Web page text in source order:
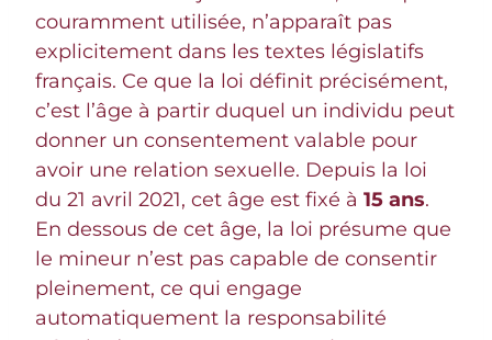
couramment utilisée, n’apparaît pas
explicitement dans les textes législatifs
français. Ce que la loi définit précisément,
c’est l’âge à partir duquel un individu peut
donner un consentement valable pour
avoir une relation sexuelle. Depuis la loi
du 21 avril 2021, cet âge est fixé à 15 ans.
En dessous de cet âge, la loi présume que
le mineur n’est pas capable de consentir
pleinement, ce qui engage
automatiquement la responsabilité